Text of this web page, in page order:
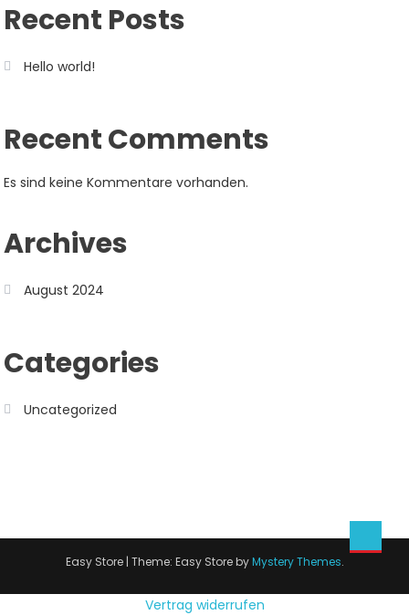
Recent Posts
Hello world!
Recent Comments
Es sind keine Kommentare vorhanden.
Archives
August 2024
Categories
Uncategorized
Easy Store | Theme: Easy Store byMystery Themes.
Vertrag widerrufen